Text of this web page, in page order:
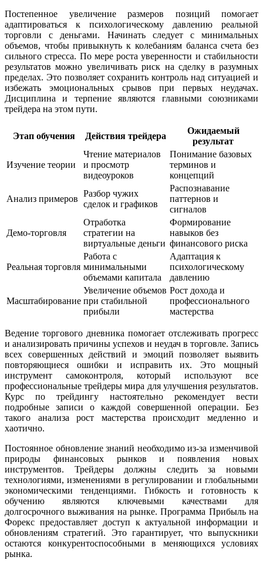
Постепенное увеличение размеров позиций помогает
адаптироваться к психологическому давлению реальной
торговли с деньгами. Начинать следует с минимальных
объемов, чтобы привыкнуть к колебаниям баланса счета без
сильного стресса. По мере роста уверенности и стабильности
результатов можно увеличивать риск на сделку в разумных
пределах. Это позволяет сохранить контроль над ситуацией и
избежать эмоциональных срывов при первых неудачах.
Дисциплина и терпение являются главными союзниками
трейдера на этом пути.
Этап обучения Действия трейдера
Ожидаемый
результат
Изучение теории
Чтение материалов
и просмотр
видеоуроков
Понимание базовых
терминов и
концепций
Анализ примеров
Разбор чужих
сделок и графиков
Распознавание
паттернов и
сигналов
Демо-торговля
Отработка
стратегии на
виртуальные деньги
Формирование
навыков без
финансового риска
Реальная торговля
Работа с
минимальными
объемами капитала
Адаптация к
психологическому
давлению
Масштабирование
Увеличение объемов
при стабильной
прибыли
Рост дохода и
профессионального
мастерства
Ведение торгового дневника помогает отслеживать прогресс
и анализировать причины успехов и неудач в торговле. Запись
всех совершенных действий и эмоций позволяет выявить
повторяющиеся ошибки и исправить их. Это мощный
инструмент самоконтроля, который используют все
профессиональные трейдеры мира для улучшения результатов.
Курс по трейдингу настоятельно рекомендует вести
подробные записи о каждой совершенной операции. Без
такого анализа рост мастерства происходит медленно и
хаотично.
Постоянное обновление знаний необходимо из-за изменчивой
природы финансовых рынков и появления новых
инструментов. Трейдеры должны следить за новыми
технологиями, изменениями в регулировании и глобальными
экономическими тенденциями. Гибкость и готовность к
обучению являются ключевыми качествами для
долгосрочного выживания на рынке. Программа Прибыль на
Форекс предоставляет доступ к актуальной информации и
обновлениям стратегий. Это гарантирует, что выпускники
остаются конкурентоспособными в меняющихся условиях
рынка.